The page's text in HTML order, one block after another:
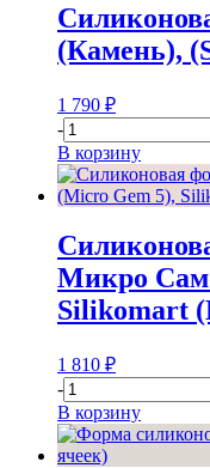
(Камень),
1 790 ₽
-
В корзину
Микро
Silikomart
1 810 ₽
-
В корзину